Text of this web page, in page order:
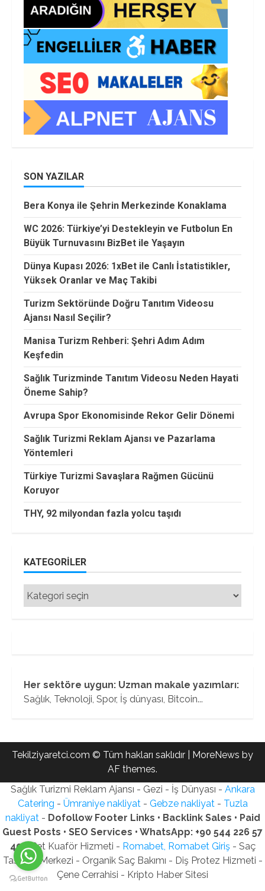
SON YAZILAR
Bera Konya ile Şehrin Merkezinde Konaklama
WC 2026: Türkiye’yi Destekleyin ve Futbolun En
Büyük Turnuvasını BizBet ile Yaşayın
Dünya Kupası 2026: 1xBet ile Canlı İstatistikler,
Yüksek Oranlar ve Maç Takibi
Turizm Sektöründe Doğru Tanıtım Videosu
Ajansı Nasıl Seçilir?
Manisa Turizm Rehberi: Şehri Adım Adım
Keşfedin
Sağlık Turizminde Tanıtım Videosu Neden Hayati
Öneme Sahip?
Avrupa Spor Ekonomisinde Rekor Gelir Dönemi
Sağlık Turizmi Reklam Ajansı ve Pazarlama
Yöntemleri
Türkiye Turizmi Savaşlara Rağmen Gücünü
Koruyor
THY, 92 milyondan fazla yolcu taşıdı
KATEGORILER
Kategoriler
Her sektöre uygun: Uzman makale yazımları:
Sağlık, Teknoloji, Spor, İş dünyası, Bitcoin...
Tekilziyaretci.com © Tüm hakları saklıdır MoreNews by
AF themes.
Sağlık Turizmi Reklam Ajansı - Gezi - İş Dünyası - Ankara
Catering - Ümraniye nakliyat- Gebze nakliyat- Tuzla
nakliyat- Dofollow Footer Links • Backlink Sales • Paid
Guest Posts • SEO Services • WhatsApp: +90 544 226 57
40- Pet Kuaför Hizmeti - Romabet, Romabet Giriş- Saç
Tasarım Merkezi - Organik Saç Bakımı - Diş Protez Hizmeti -
Çene Cerrahisi - Kripto Haber Sitesi